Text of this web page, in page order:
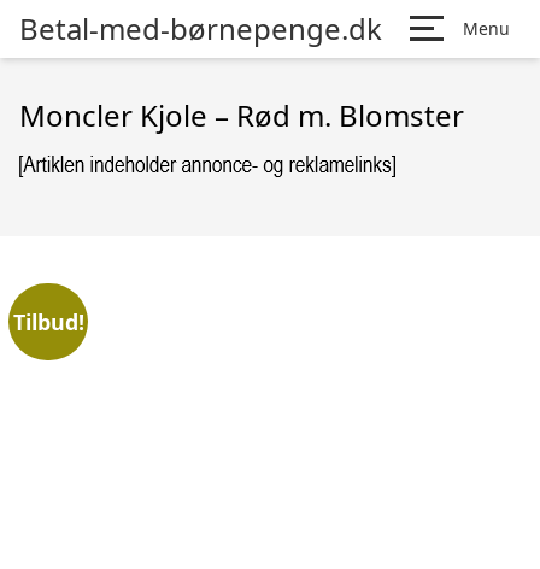
Betal-med-børnepenge.dk Menu
Moncler Kjole – Rød m. Blomster
Tilbud!